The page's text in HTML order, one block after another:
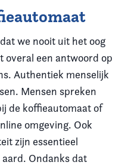
we nooit uit het oog
overal een antwoord op
Authentiek menselijk
Mensen spreken
de koffieautomaat of
omgeving. Ook
zijn essentieel
Ondanks dat